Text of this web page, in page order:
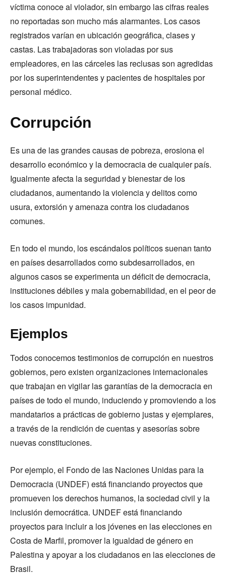
víctima conoce al violador, sin embargo las cifras reales
no reportadas son mucho más alarmantes. Los casos
registrados varían en ubicación geográfica, clases y
castas. Las trabajadoras son violadas por sus
empleadores, en las cárceles las reclusas son agredidas
por los superintendentes y pacientes de hospitales por
personal médico.
Corrupción
Es una de las grandes causas de pobreza, erosiona el
desarrollo económico y la democracia de cualquier país.
Igualmente afecta la seguridad y bienestar de los
ciudadanos, aumentando la violencia y delitos como
usura, extorsión y amenaza contra los ciudadanos
comunes.
En todo el mundo, los escándalos políticos suenan tanto
en países desarrollados como subdesarrollados, en
algunos casos se experimenta un déficit de democracia,
instituciones débiles y mala gobernabilidad, en el peor de
los casos impunidad.
Ejemplos
Todos conocemos testimonios de corrupción en nuestros
gobiernos, pero existen organizaciones internacionales
que trabajan en vigilar las garantías de la democracia en
países de todo el mundo, induciendo y promoviendo a los
mandatarios a prácticas de gobierno justas y ejemplares,
a través de la rendición de cuentas y asesorías sobre
nuevas constituciones.
Por ejemplo, el Fondo de las Naciones Unidas para la
Democracia (UNDEF) está financiando proyectos que
promueven los derechos humanos, la sociedad civil y la
inclusión democrática. UNDEF está financiando
proyectos para incluir a los jóvenes en las elecciones en
Costa de Marfil, promover la igualdad de género en
Palestina y apoyar a los ciudadanos en las elecciones de
Brasil.